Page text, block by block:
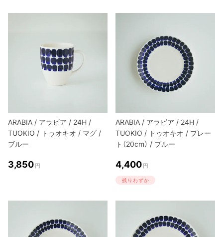
ARABIA / アラビア / 24H /
TUOKIO / トゥオキオ / マグ /
ブルー
3,850 円
ARABIA / アラビア / 24H /
TUOKIO / トゥオキオ / プレー
ト（20cm） / ブルー
4,400 円
残りわずか